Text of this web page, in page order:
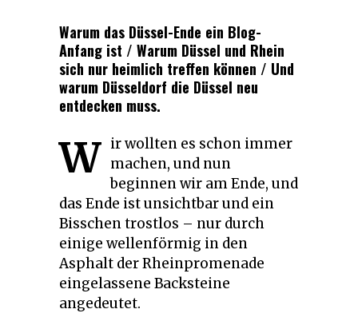
Warum das Düssel-Ende ein Blog-
Anfang ist / Warum Düssel und Rhein
sich nur heimlich treffen können / Und
warum Düsseldorf die Düssel neu
entdecken muss.
W ir wollten es schon immer
machen, und nun
beginnen wir am Ende, und
das Ende ist unsichtbar und ein
Bisschen trostlos – nur durch
einige wellenförmig in den
Asphalt der Rheinpromenade
eingelassene Backsteine
angedeutet.